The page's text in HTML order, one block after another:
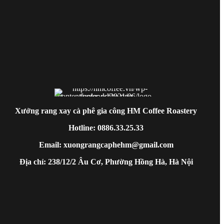
Xưởng rang xay cà phê gia công HM Coffee Roastery
Hotline: 0886.33.25.33
Email: xuongrangcaphehm@gmail.com
Địa chỉ: 238/12/2 Âu Cơ, Phường Hồng Hà, Hà Nội